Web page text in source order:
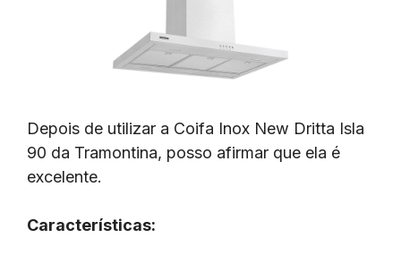
Depois de utilizar a Coifa Inox New Dritta Isla
90 da Tramontina, posso afirmar que ela é
excelente.
Características: